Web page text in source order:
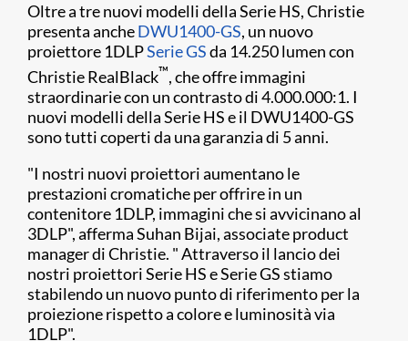
Oltre a tre nuovi modelli della Serie HS, Christie
presenta ancheDWU1400-GS, un nuovo
proiettore 1DLPSerie GSda 14.250 lumen con
Christie RealBlack™, che offre immagini
straordinarie con un contrasto di 4.000.000:1. I
nuovi modelli della Serie HS e il DWU1400-GS
sono tutti coperti da una garanzia di 5 anni.
"I nostri nuovi proiettori aumentano le
prestazioni cromatiche per offrire in un
contenitore 1DLP, immagini che si avvicinano al
3DLP", afferma Suhan Bijai, associate product
manager di Christie. " Attraverso il lancio dei
nostri proiettori Serie HS e Serie GS stiamo
stabilendo un nuovo punto di riferimento per la
proiezione rispetto a colore e luminosità via
1DLP".